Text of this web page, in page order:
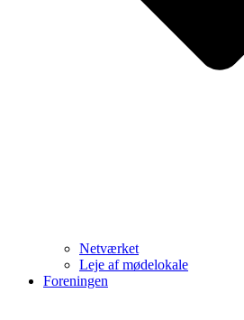
Netværket
Leje af mødelokale
Foreningen